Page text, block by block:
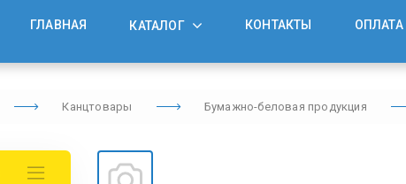
ГЛАВНАЯ КАТАЛОГ КОНТАКТЫ ОПЛАТА
Канцтовары Бумажно-беловая продукция